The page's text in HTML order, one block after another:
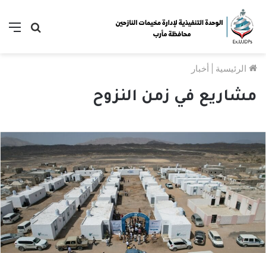
بحث
الرئيسية أخبار
مشاريع في زمن النزوح